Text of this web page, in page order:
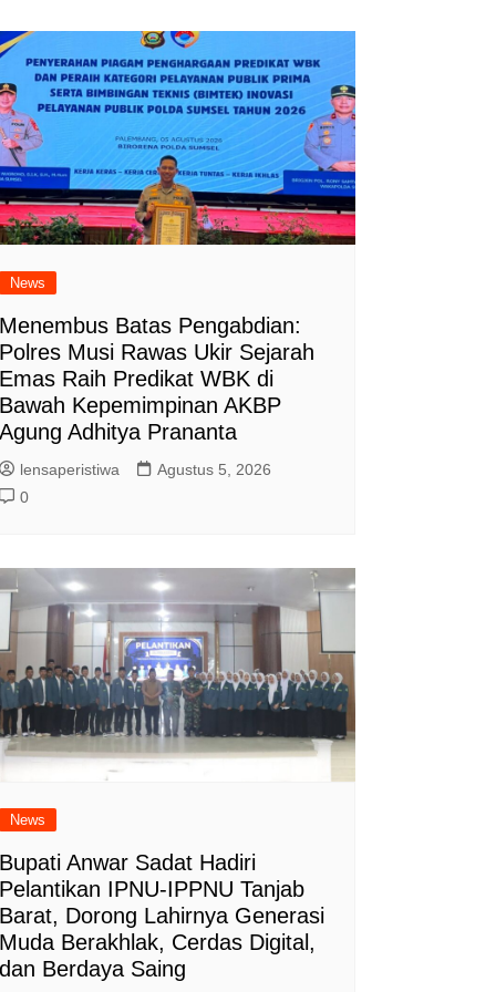
News
Batas Pengabdian:
Musi Rawas Ukir Sejarah
Raih Predikat WBK di
Kepemimpinan AKBP
Adhitya Prananta
lensaperistiwa
Agustus 5, 2026
0
News
Anwar Sadat Hadiri
IPNU-IPPNU Tanjab
Dorong Lahirnya Generasi
Berakhlak, Cerdas Digital,
Berdaya Saing